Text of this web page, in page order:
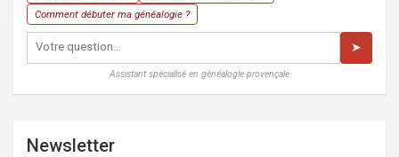
Comment débuter ma généalogie ?
➤
Assistant spécialisé en généalogie provençale
Newsletter